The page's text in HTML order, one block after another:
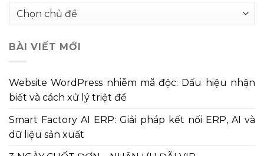
Chuyên
viết
BÀI VIẾT MỚI
Website WordPress nhiễm mã độc: Dấu hiệu nhận
biết và cách xử lý triệt để
Smart Factory AI ERP: Giải pháp kết nối ERP, AI và
dữ liệu sản xuất